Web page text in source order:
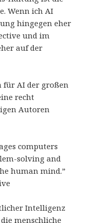
Wenn ich AI
hingegen eher
und im
auf der
für AI der großen
recht
Autoren
computers
solving and
human mind.”
Intelligenz
menschliche